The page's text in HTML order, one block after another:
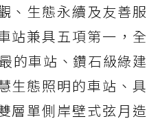
、生態永續及友善服
站兼具五項第一，全
的車站、鑽石級綠建
生態照明的車站、具
層單側岸壁式弦月造